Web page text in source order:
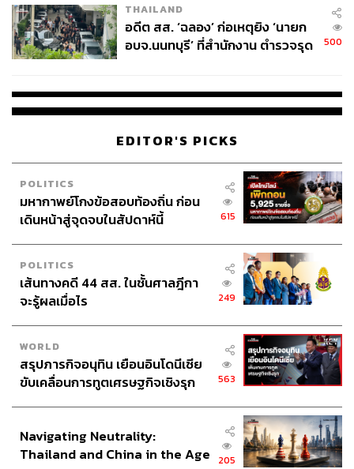
พลอยจันทร์ สุขคง
Senior Content Creator ประจำกองไลฟ์สไตล์
สำนักข่าว THE STANDARD
THAILAND
อดีต สส. ‘ฉลอง’ ก่อเหตุยิง ‘นายก
อบจ.นนทบุรี’ ที่สำนักงาน ตำรวจรุด
500
EDITOR'S PICKS
POLITICS
มหากาพย์โกงข้อสอบท้องถิ่น ก่อน
เดินหน้าสู่จุดจบในสัปดาห์นี้
615
POLITICS
เส้นทางคดี 44 สส. ในชั้นศาลฎีกา
จะรู้ผลเมื่อไร
249
WORLD
สรุปภารกิจอนุทิน เยือนอินโดนีเซีย
ขับเคลื่อนการทูตเศรษฐกิจเชิงรุก
563
Navigating Neutrality:
Thailand and China in the Age
205